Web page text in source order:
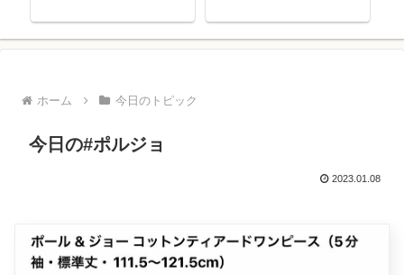
ホーム 今日のトピック
今日の#ポルジョ
2023.01.08